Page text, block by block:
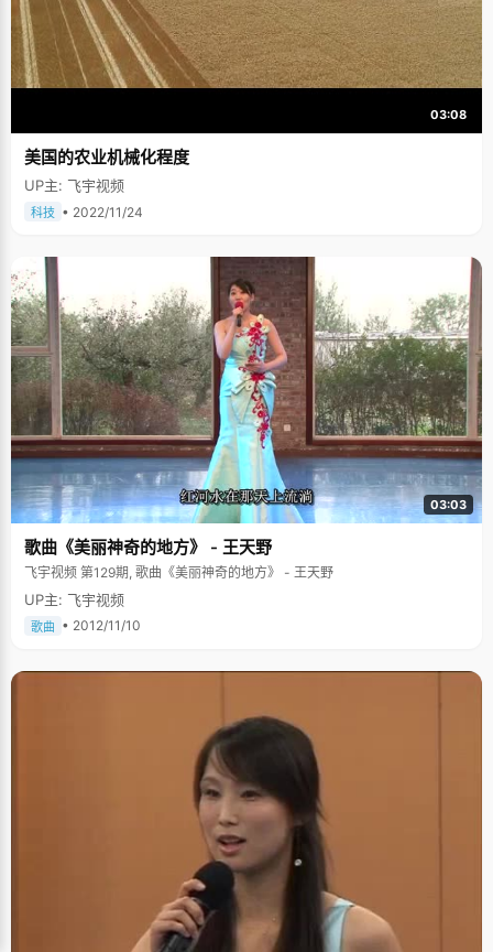
03:08
美国的农业机械化程度
UP主: 飞宇视频
科技 • 2022/11/24
03:03
歌曲《美丽神奇的地方》 - 王天野
飞宇视频 第129期, 歌曲《美丽神奇的地方》 - 王天野
UP主: 飞宇视频
歌曲 • 2012/11/10